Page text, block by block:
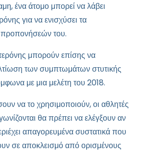
ένα άτομο μπορεί να λάβει
για να ενισχύσει τα
του.
μπορούν επίσης να
των συμπτωμάτων στυτικής
με μια μελέτη του 2018.
να το χρησιμοποιούν, οι αθλητές
θα πρέπει να ελέγξουν αν
απαγορευμένα συστατικά που
σε αποκλεισμό από ορισμένους